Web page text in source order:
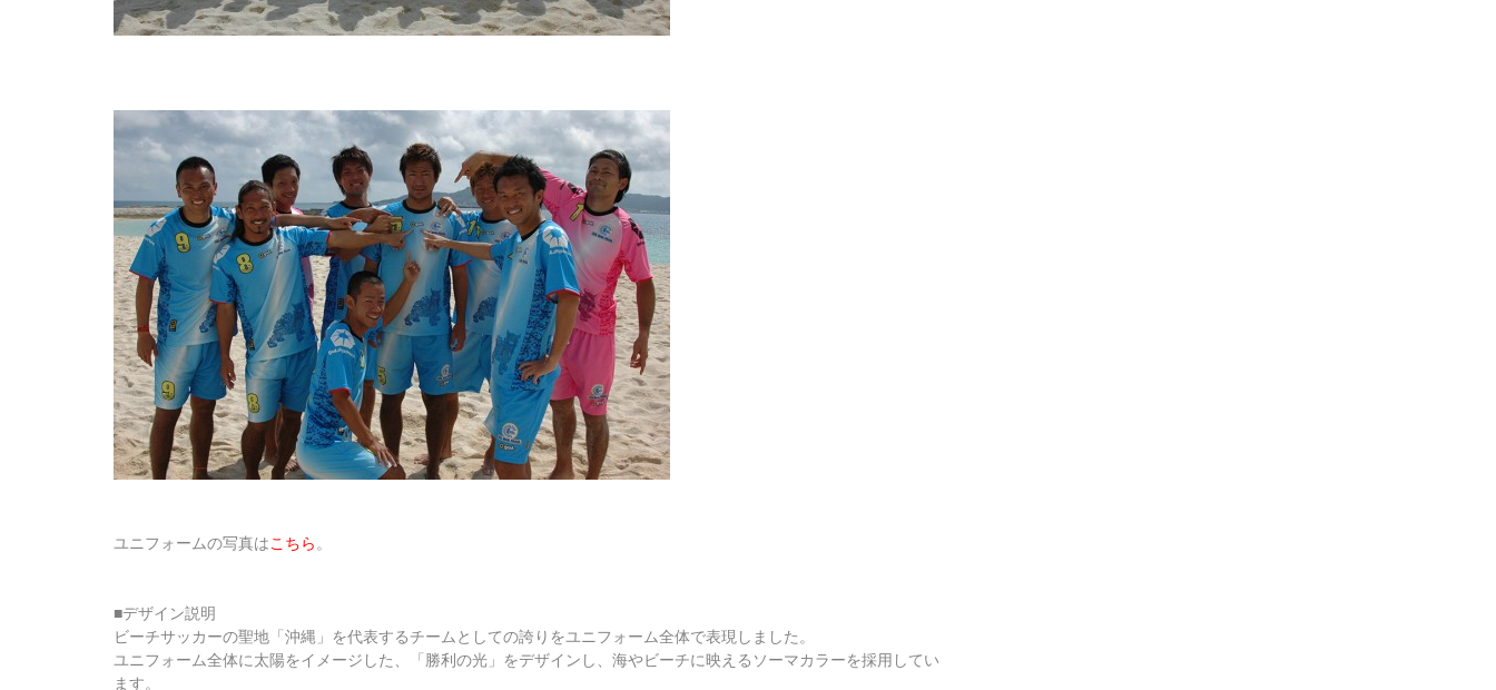
ユニフォームの写真はこちら。
■デザイン説明
ビーチサッカーの聖地「沖縄」を代表するチームとしての誇りをユニフォーム全体で表現しました。
ユニフォーム全体に太陽をイメージした、「勝利の光」をデザインし、海やビーチに映えるソーマカラーを採用してい
ます。